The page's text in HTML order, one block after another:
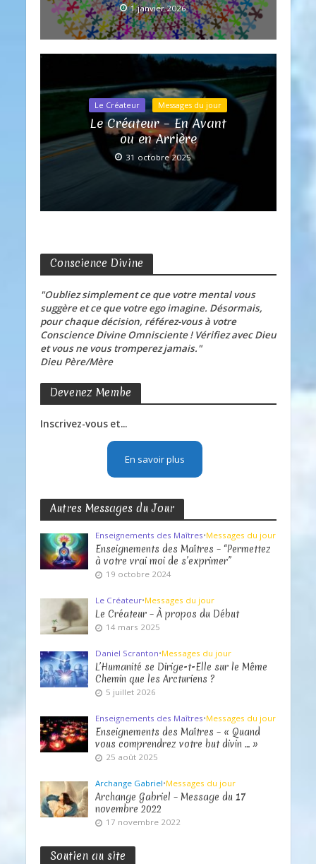
1 janvier 2026
Le Créateur Messages du jour
Le Créateur – En Avant
ou en Arrière
31 octobre 2025
Conscience Divine
"Oubliez simplement ce que votre mental vous
suggère et ce que votre ego imagine. Désormais,
pour chaque décision, référez-vous à votre
Conscience Divine Omnisciente ! Vérifiez avec Dieu
et vous ne vous tromperez jamais."
Dieu Père/Mère
Devenez Membe
Inscrivez-vous et...
En savoir plus
Autres Messages du Jour
Enseignements des Maîtres•Messages du jour
Enseignements des Maîtres – “Permettez
à votre vrai moi de s’exprimer”
19 octobre 2024
Le Créateur•Messages du jour
Le Créateur – À propos du Début
14 mars 2025
Daniel Scranton•Messages du jour
L’Humanité se Dirige-t-Elle sur le Même
Chemin que les Arcturiens ?
5 juillet 2026
Enseignements des Maîtres•Messages du jour
Enseignements des Maîtres – « Quand
vous comprendrez votre but divin … »
25 août 2025
Archange Gabriel•Messages du jour
Archange Gabriel – Message du 17
novembre 2022
17 novembre 2022
Soutien au site